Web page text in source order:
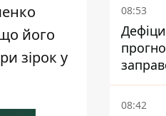
його
зірок у
08:53
08:42